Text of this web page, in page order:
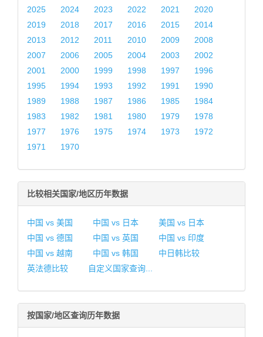
2025 2024 2023 2022 2021
2020
2019
2018 2017 2016 2015
2014
2013
2012 2011 2010 2009
2008
2007
2006 2005 2004 2003
2002
2001
2000 1999 1998 1997
1996
1995
1994 1993 1992 1991
1990
1989
1988 1987 1986 1985
1984
1983
1982 1981 1980 1979
1978
1977
1976 1975 1974 1973
1972
1971
1970
比较相关国家/地区历年数据
中国 vs 美国 中国 vs 日本
美国 vs 日本
中国 vs 德国
中国 vs 英国
中国 vs 印度
中国 vs 越南
中国 vs 韩国
中日韩比较
英法德比较
自定义国家查询...
按国家/地区查询历年数据